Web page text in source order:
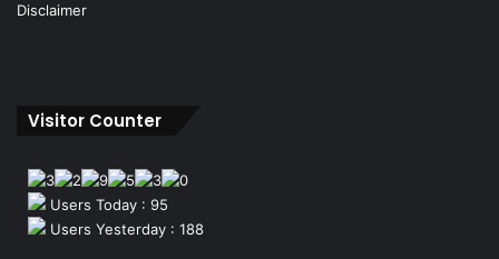
Disclaimer
Visitor Counter
Users Today : 95
Users Yesterday : 188